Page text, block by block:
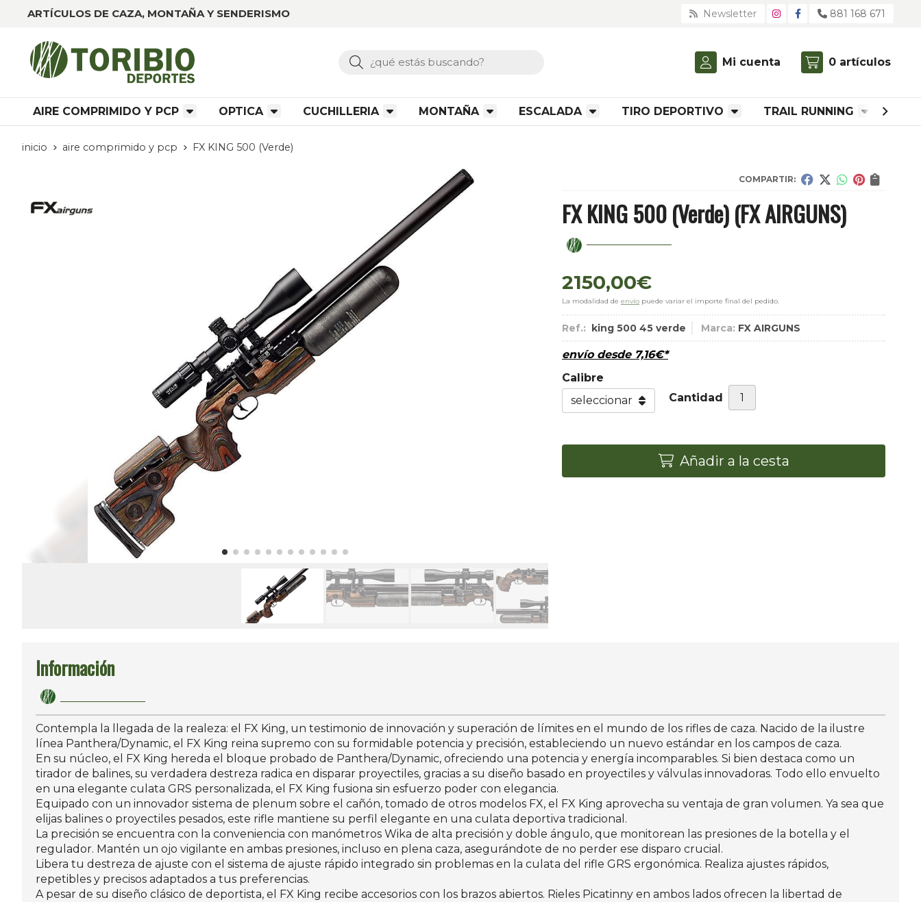
ARTÍCULOS DE CAZA, MONTAÑA Y SENDERISMO Newsletter 881 168 671
Buscar Mi cuenta 0 artículos
AIRE COMPRIMIDO Y PCP OPTICA CUCHILLERIA MONTAÑA ESCALADA TIRO DEPORTIVO TRAIL RUNNING
inicio aire comprimido y pcp FX KING 500 (Verde)
COMPARTIR:
FX KING 500 (Verde)(FX AIRGUNS)
2150,00€
La modalidad de envío puede variar el importe final del pedido.
Ref.: king 500 45 verde Marca: FX AIRGUNS
envío desde 7,16€*
Calibre
Cantidad
Añadir a la cesta
Información
Contempla la llegada de la realeza: el FX King, un testimonio de innovación y superación de límites en el mundo de los rifles de caza. Nacido de la ilustre
línea Panthera/Dynamic, el FX King reina supremo con su formidable potencia y precisión, estableciendo un nuevo estándar en los campos de caza.
En su núcleo, el FX King hereda el bloque probado de Panthera/Dynamic, ofreciendo una potencia y energía incomparables. Si bien destaca como un
tirador de balines, su verdadera destreza radica en disparar proyectiles, gracias a su diseño basado en proyectiles y válvulas innovadoras. Todo ello envuelto
en una elegante culata GRS personalizada, el FX King fusiona sin esfuerzo poder con elegancia.
Equipado con un innovador sistema de plenum sobre el cañón, tomado de otros modelos FX, el FX King aprovecha su ventaja de gran volumen. Ya sea que
elijas balines o proyectiles pesados, este rifle mantiene su perfil elegante en una culata deportiva tradicional.
La precisión se encuentra con la conveniencia con manómetros Wika de alta precisión y doble ángulo, que monitorean las presiones de la botella y el
regulador. Mantén un ojo vigilante en ambas presiones, incluso en plena caza, asegurándote de no perder ese disparo crucial.
Libera tu destreza de ajuste con el sistema de ajuste rápido integrado sin problemas en la culata del rifle GRS ergonómica. Realiza ajustes rápidos,
repetibles y precisos adaptados a tus preferencias.
A pesar de su diseño clásico de deportista, el FX King recibe accesorios con los brazos abiertos. Rieles Picatinny en ambos lados ofrecen la libertad de